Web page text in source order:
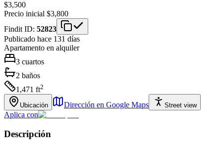
$3,500
Precio inicial $3,800
Findit ID: 52823
Publicado hace 131 días
Apartamento en alquiler
3 cuartos
2 baños
1,471 ft2
Ubicación Dirección en Google Maps Street view
Aplica con
Descripción